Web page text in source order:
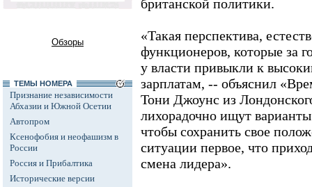
Обзоры
ТЕМЫ НОМЕРА
Признание независимости
Абхазии и Южной Осетии
Автопром
Ксенофобия и неофашизм в
России
Россия и Прибалтика
Исторические версии
британской политики.
«Такая перспектива,
функционеров, которые за
у власти привыкли к
зарплатам, -- объяснил
Тони Джоунс из
лихорадочно ищут
чтобы сохранить свое
ситуации первое, что
смена лидера».